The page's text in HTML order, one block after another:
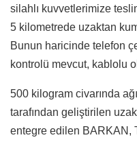
silahlı kuvvetlerimize
5 kilometrede uzaktan
Bunun haricinde telefon
kontrolü mevcut, kablolu
500 kilogram civarında
tarafından geliştirilen
entegre edilen BARKAN,